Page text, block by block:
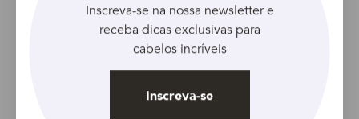
Inscreva-se na nossa newsletter e
receba dicas exclusivas para
cabelos incríveis
Inscreva-se